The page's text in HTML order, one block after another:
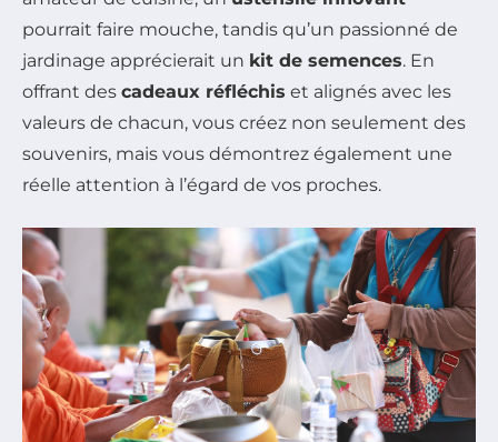
pourrait faire mouche, tandis qu’un passionné de
jardinage apprécierait un kit de semences. En
offrant des cadeaux réfléchis et alignés avec les
valeurs de chacun, vous créez non seulement des
souvenirs, mais vous démontrez également une
réelle attention à l’égard de vos proches.